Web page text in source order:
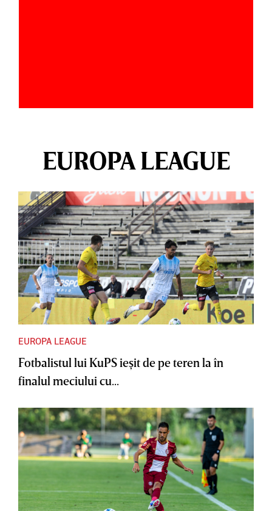
EUROPA LEAGUE
EUROPA LEAGUE
Fotbalistul lui KuPS ieşit de pe teren la în
finalul meciului cu...